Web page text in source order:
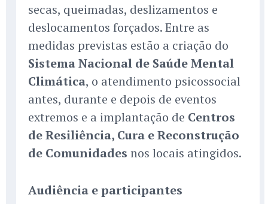
secas, queimadas, deslizamentos e
deslocamentos forçados. Entre as
medidas previstas estão a criação do
Sistema Nacional de Saúde Mental
Climática, o atendimento psicossocial
antes, durante e depois de eventos
extremos e a implantação de Centros
de Resiliência, Cura e Reconstrução
de Comunidades nos locais atingidos.
Audiência e participantes